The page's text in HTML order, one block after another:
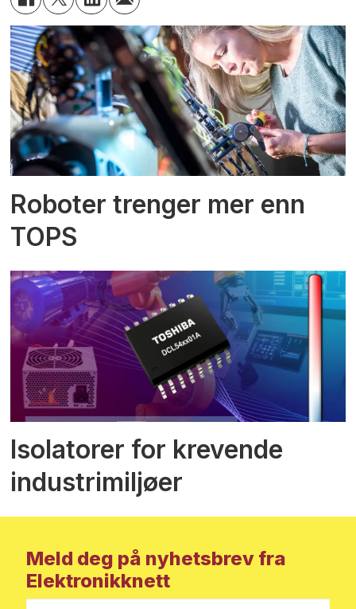
Roboter trenger mer enn
TOPS
Isolatorer for krevende
industrimiljøer
Meld deg på nyhetsbrev fra
Elektronikknett